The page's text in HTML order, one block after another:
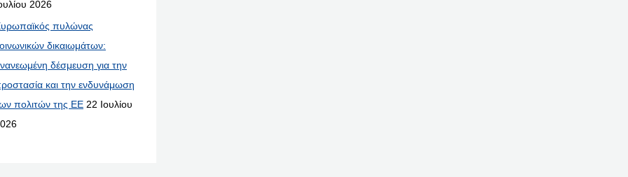
2026
πυλώνας
δικαιωμάτων:
δέσμευση για την
και την ενδυνάμωση
πολιτών της ΕΕ 22 Ιουλίου